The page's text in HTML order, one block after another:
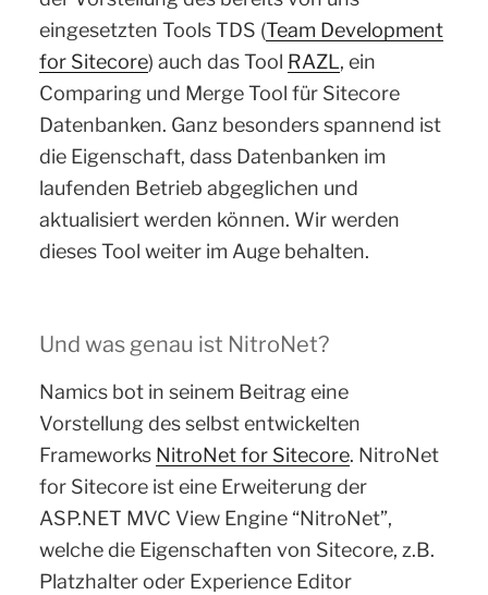
eingesetzten Tools TDS (Team Development
for Sitecore) auch das Tool RAZL, ein
Comparing und Merge Tool für Sitecore
Datenbanken. Ganz besonders spannend ist
die Eigenschaft, dass Datenbanken im
laufenden Betrieb abgeglichen und
aktualisiert werden können. Wir werden
dieses Tool weiter im Auge behalten.
Und was genau ist NitroNet?
Namics bot in seinem Beitrag eine
Vorstellung des selbst entwickelten
Frameworks NitroNet for Sitecore. NitroNet
for Sitecore ist eine Erweiterung der
ASP.NET MVC View Engine “NitroNet”,
welche die Eigenschaften von Sitecore, z.B.
Platzhalter oder Experience Editor